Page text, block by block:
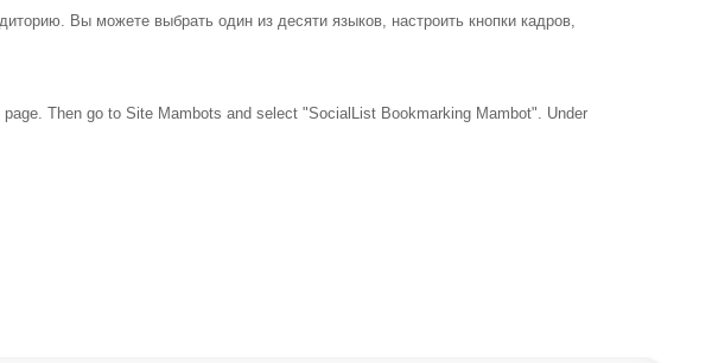
Вы можете выбрать один из десяти языков, настроить кнопки кадров,
Then go to Site Mambots and select "SocialList Bookmarking Mambot". Under